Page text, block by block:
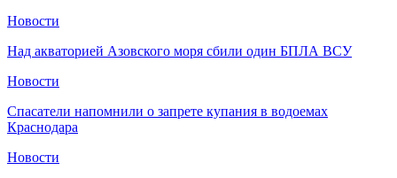
Новости
Над акваторией Азовского моря сбили один БПЛА ВСУ
Новости
Спасатели напомнили о запрете купания в водоемах
Краснодара
Новости